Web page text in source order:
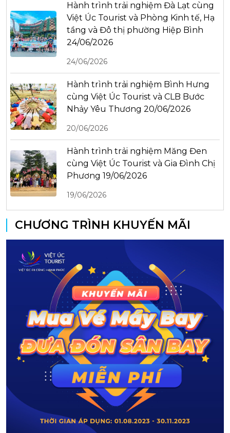
Hành trình trải nghiệm Đà Lạt cùng
Việt Úc Tourist và Phòng Kinh tế, Hạ
tầng và Đô thị phường Hiệp Bình
24/06/2026
24/06/2026
Hành trình trải nghiệm Bình Hưng
cùng Việt Úc Tourist và CLB Bước
Nhảy Yêu Thương 20/06/2026
20/06/2026
Hành trình trải nghiệm Măng Đen
cùng Việt Úc Tourist và Gia Đình Chị
Phương 19/06/2026
19/06/2026
CHƯƠNG TRÌNH KHUYẾN MÃI